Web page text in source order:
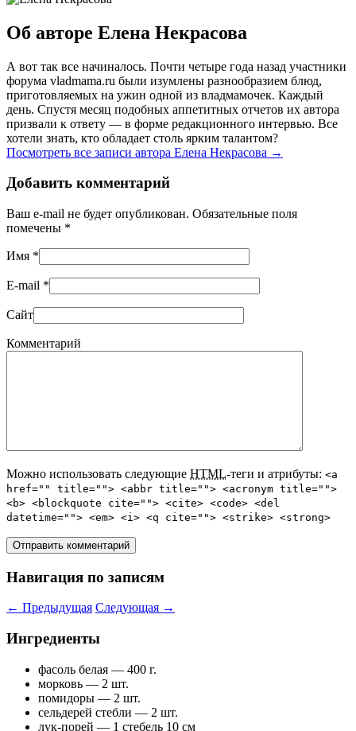
Об авторе Елена Некрасова
А вот так все начиналось. Почти четыре года назад участники
форума vladmama.ru были изумлены разнообразием блюд,
приготовляемых на ужин одной из владмамочек. Каждый
день. Спустя месяц подобных аппетитных отчетов их автора
призвали к ответу — в форме редакционного интервью. Все
хотели знать, кто обладает столь ярким талантом?
Посмотреть все записи автора Елена Некрасова →
Добавить комментарий
Ваш e-mail не будет опубликован. Обязательные поля
помечены *
Имя *
E-mail *
Сайт
Комментарий
Можно использовать следующие HTML-теги и атрибуты: <a
href="" title=""> <abbr title=""> <acronym title="">
<b> <blockquote cite=""> <cite> <code> <del
datetime=""> <em> <i> <q cite=""> <strike> <strong>
Навигация по записям
← Предыдущая Следующая →
Ингредиенты
фасоль белая — 400 г.
морковь — 2 шт.
помидоры — 2 шт.
сельдерей стебли — 2 шт.
лук-порей — 1 стебель 10 см